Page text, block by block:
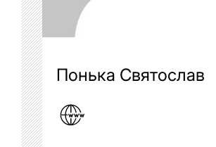
Понька Святослав